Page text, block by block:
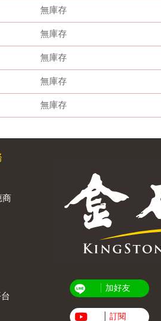
無庫存
無庫存
無庫存
無庫存
無庫存
商
加好友
訂閱